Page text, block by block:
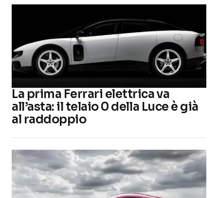
La prima Ferrari elettrica va
all’asta: il telaio 0 della Luce è già
al raddoppio